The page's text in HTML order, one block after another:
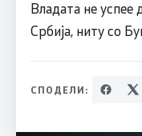
Владата не успее
Србија, ниту со
СПОДЕЛИ: